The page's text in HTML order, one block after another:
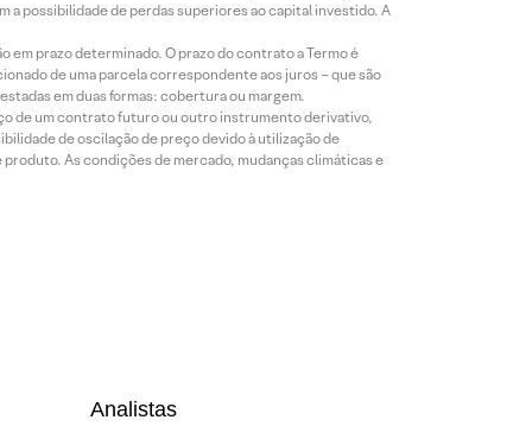
possibilidade de perdas superiores ao capital investido. A
em prazo determinado. O prazo do contrato a Termo é
de uma parcela correspondente aos juros – que são
em duas formas: cobertura ou margem.
de um contrato futuro ou outro instrumento derivativo,
de oscilação de preço devido à utilização de
As condições de mercado, mudanças climáticas e
Analistas